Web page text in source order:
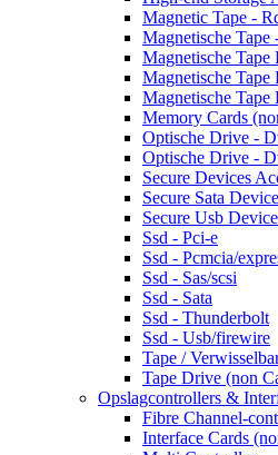
Magnetic Tape -
Magnetische Tape
Magnetische
Magnetische
Magnetische Tape
Memory Cards
Optische Drive -
Optische Drive -
Secure Devices
Secure Sata
Secure Usb
Ssd - Pci-e
Ssd - Pcmcia/
Ssd - Sas/scsi
Ssd - Sata
Ssd - Thunderbolt
Ssd - Usb/firewire
Tape /
Tape Drive (non
Opslagcontrollers &
Fibre Channel-
Interface Cards